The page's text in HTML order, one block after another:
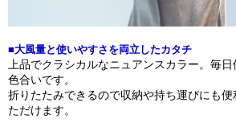
■大風量と使いやすさを両立したカタチ
上品でクラシカルなニュアンスカラー。毎
色合いです。
折りたたみできるので収納や持ち運びにも
ただけます。